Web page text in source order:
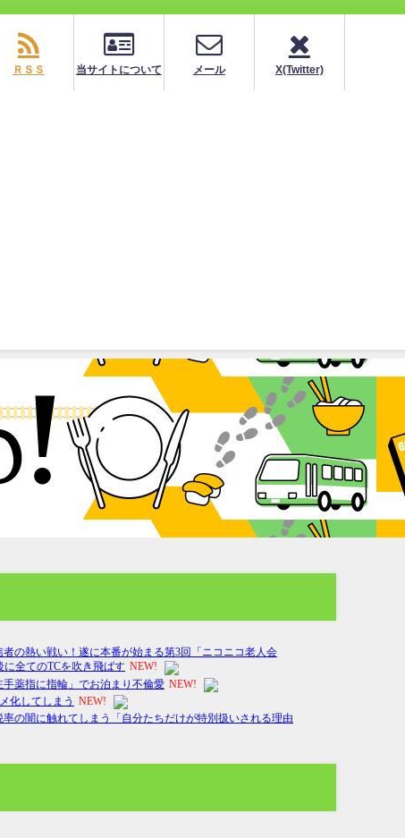
ＲＳＳ 当サイトについて メール X(Twitter)